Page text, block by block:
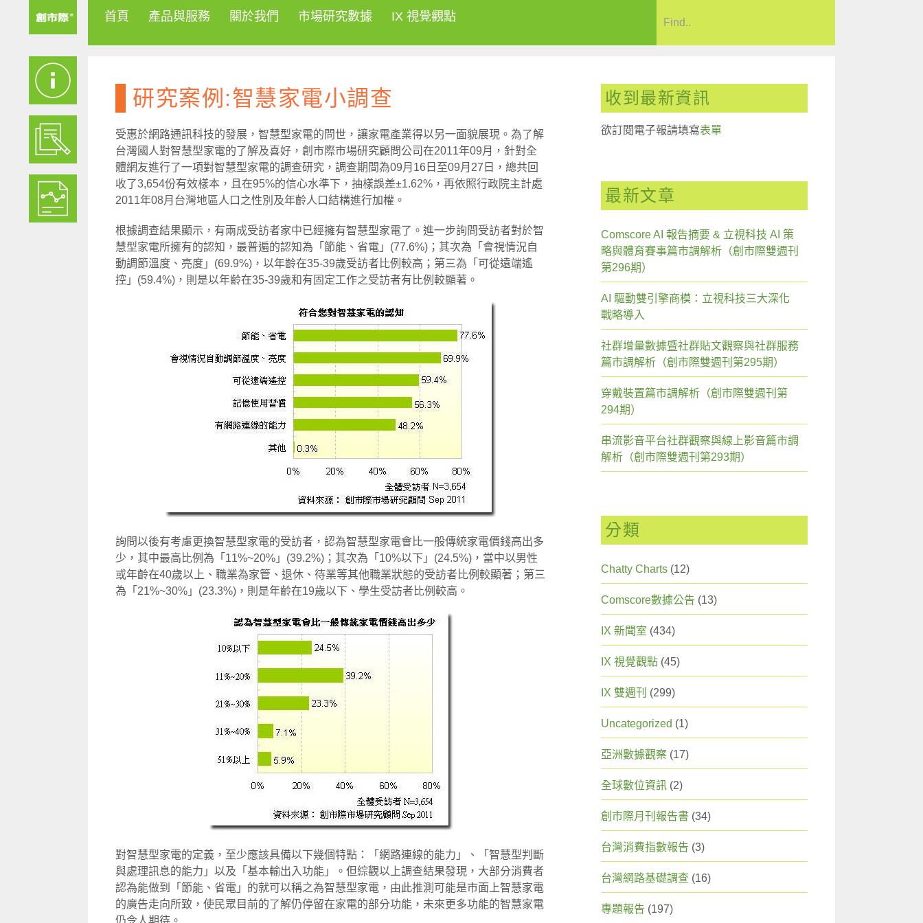
首頁 產品與服務 關於我們 市場研究數據 IX 視覺觀點
研究案例:智慧家電小調查
受惠於網路通訊科技的發展，智慧型家電的問世，讓家電產業得以另一面貌展現。為了解
台灣國人對智慧型家電的了解及喜好，創市際市場研究顧問公司在2011年09月，針對全
體網友進行了一項對智慧型家電的調查研究，調查期間為09月16日至09月27日，總共回
收了3,654份有效樣本，且在95%的信心水準下，抽樣誤差±1.62%，再依照行政院主計處
2011年08月台灣地區人口之性別及年齡人口結構進行加權。
根據調查結果顯示，有兩成受訪者家中已經擁有智慧型家電了。進一步詢問受訪者對於智
慧型家電所擁有的認知，最普遍的認知為「節能、省電」(77.6%)；其次為「會視情況自
動調節溫度、亮度」(69.9%)，以年齡在35-39歲受訪者比例較高；第三為「可從遠端遙
控」(59.4%)，則是以年齡在35-39歲和有固定工作之受訪者有比例較顯著。
詢問以後有考慮更換智慧型家電的受訪者，認為智慧型家電會比一般傳統家電價錢高出多
少，其中最高比例為「11%~20%」(39.2%)；其次為「10%以下」(24.5%)，當中以男性
或年齡在40歲以上、職業為家管、退休、待業等其他職業狀態的受訪者比例較顯著；第三
為「21%~30%」(23.3%)，則是年齡在19歲以下、學生受訪者比例較高。
對智慧型家電的定義，至少應該具備以下幾個特點：「網路連線的能力」、「智慧型判斷
與處理訊息的能力」以及「基本輸出入功能」。但綜觀以上調查結果發現，大部分消費者
認為能做到「節能、省電」的就可以稱之為智慧型家電，由此推測可能是市面上智慧家電
的廣告走向所致，使民眾目前的了解仍停留在家電的部分功能，未來更多功能的智慧家電
仍令人期待。
收到最新資訊
欲訂閱電子報請填寫表單
最新文章
Comscore AI 報告摘要 & 立視科技 AI 策
略與體育賽事篇市調解析（創市際雙週刊
第296期）
AI 驅動雙引擎商模：立視科技三大深化
戰略導入
社群增量數據暨社群貼文觀察與社群服務
篇市調解析（創市際雙週刊第295期）
穿戴裝置篇市調解析（創市際雙週刊第
294期）
串流影音平台社群觀察與線上影音篇市調
解析（創市際雙週刊第293期）
分類
Chatty Charts (12)
Comscore數據公告 (13)
IX 新聞室 (434)
IX 視覺觀點 (45)
IX 雙週刊 (299)
Uncategorized (1)
亞洲數據觀察 (17)
全球數位資訊 (2)
創市際月刊報告書 (34)
台灣消費指數報告 (3)
台灣網路基礎調查 (16)
專題報告 (197)